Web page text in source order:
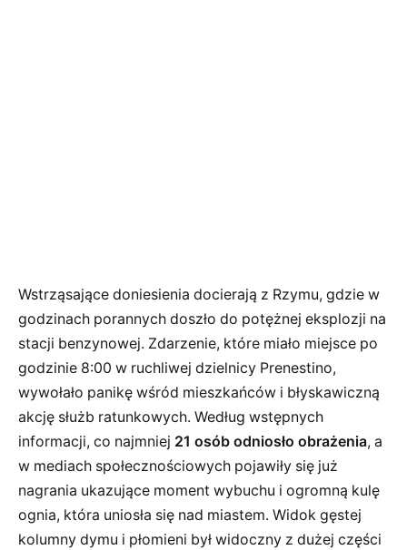
Wstrząsające doniesienia docierają z Rzymu, gdzie w
godzinach porannych doszło do potężnej eksplozji na
stacji benzynowej. Zdarzenie, które miało miejsce po
godzinie 8:00 w ruchliwej dzielnicy Prenestino,
wywołało panikę wśród mieszkańców i błyskawiczną
akcję służb ratunkowych. Według wstępnych
informacji, co najmniej 21 osób odniosło obrażenia, a
w mediach społecznościowych pojawiły się już
nagrania ukazujące moment wybuchu i ogromną kulę
ognia, która uniosła się nad miastem. Widok gęstej
kolumny dymu i płomieni był widoczny z dużej części